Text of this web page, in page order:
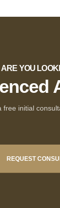
ARE YOU
free initial
REQUEST